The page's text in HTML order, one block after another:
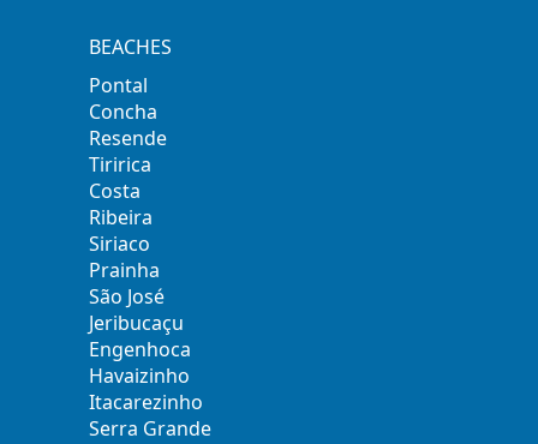
BEACHES
Pontal
Concha
Resende
Tiririca
Costa
Ribeira
Siriaco
Prainha
São José
Jeribucaçu
Engenhoca
Havaizinho
Itacarezinho
Serra Grande